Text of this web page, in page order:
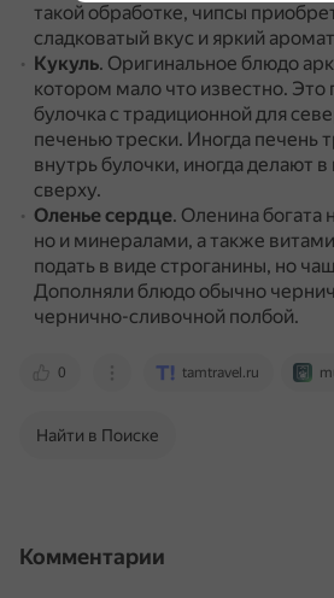
такой обработке, чипсы
сладковатый вкус и яркий
Кукуль. Оригинальное блюдо
котором мало что известно. Это
булочка с традиционной для
печенью трески. Иногда печень
внутрь булочки, иногда делают
сверху.
Оленье сердце. Оленина богата
но и минералами, а также
подать в виде строганины, но
Дополняли блюдо обычно
чернично-сливочной полбой.
0 tamtravel.ru
Найти в Поиске
Комментарии